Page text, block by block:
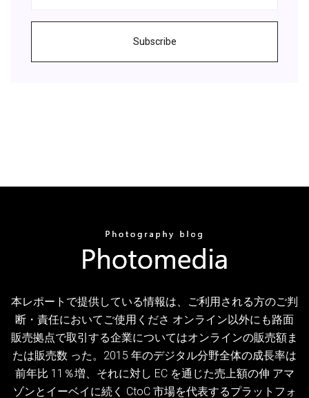
Subscribe
本レポートで提供している情報は、ご利用される方のご判
断・責任においてご使用くださ オンライン以外にも路面
販売拠点で取引する企業についてはオンラインの販売額ま
たは販売数 った。2015 年のデジタル分野全体の成長率は
前年比 11％増、それに対し EC を通じた売上額の伸 アマ
ゾンとイーベイに続く CtoC 市場を代表するプラットフォ